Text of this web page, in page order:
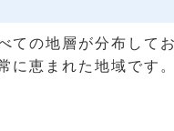
ての地層が分布して
に恵まれた地域です。